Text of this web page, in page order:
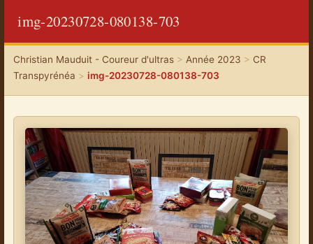
img-20230728-080138-703
Christian Mauduit - Coureur d'ultras> Année 2023 > CR
Transpyrénéa > img-20230728-080138-703